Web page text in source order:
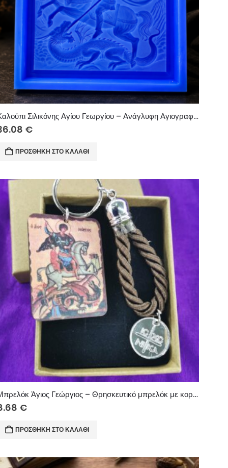
Καλούπι Σιλικόνης Αγίου Γεωργίου – Ανάγλυφη Αγιογραφία για Κεριά, Γύψο & Ρητίνη
€
ΠΡΟΣΘΉΚΗ ΣΤΟ ΚΑΛΆΘΙ
Μπρελόκ Άγιος Γεώργιος – Θρησκευτικό μπρελόκ με κορδόνι και πλεξιγκλάς στοιχείο
€
ΠΡΟΣΘΉΚΗ ΣΤΟ ΚΑΛΆΘΙ